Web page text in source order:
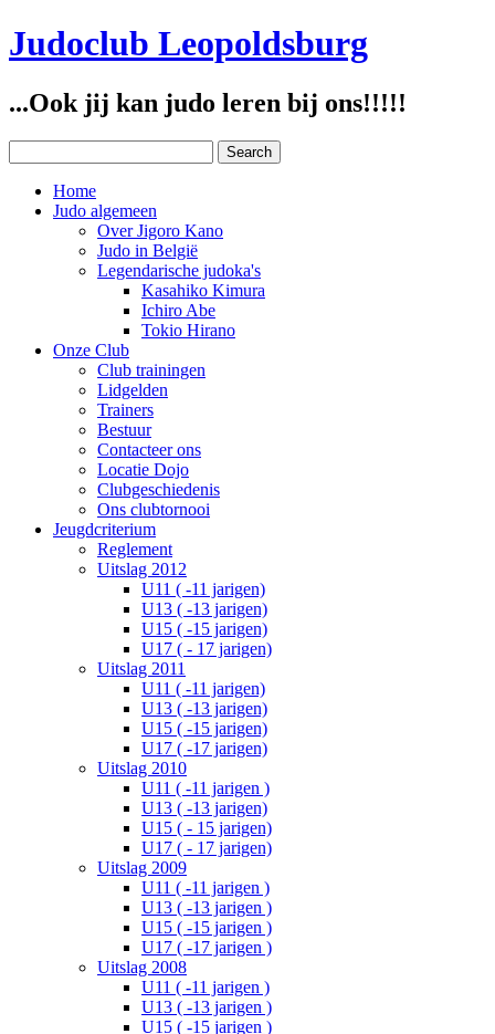
Judoclub Leopoldsburg
...Ook jij kan judo leren bij ons!!!!!
Home
Judo algemeen
Over Jigoro Kano
Judo in België
Legendarische judoka's
Kasahiko Kimura
Ichiro Abe
Tokio Hirano
Onze Club
Club trainingen
Lidgelden
Trainers
Bestuur
Contacteer ons
Locatie Dojo
Clubgeschiedenis
Ons clubtornooi
Jeugdcriterium
Reglement
Uitslag 2012
U11 ( -11 jarigen)
U13 ( -13 jarigen)
U15 ( -15 jarigen)
U17 ( - 17 jarigen)
Uitslag 2011
U11 ( -11 jarigen)
U13 ( -13 jarigen)
U15 ( -15 jarigen)
U17 ( -17 jarigen)
Uitslag 2010
U11 ( -11 jarigen )
U13 ( -13 jarigen)
U15 ( - 15 jarigen)
U17 ( - 17 jarigen)
Uitslag 2009
U11 ( -11 jarigen )
U13 ( -13 jarigen )
U15 ( -15 jarigen )
U17 ( -17 jarigen )
Uitslag 2008
U11 ( -11 jarigen )
U13 ( -13 jarigen )
U15 ( -15 jarigen )